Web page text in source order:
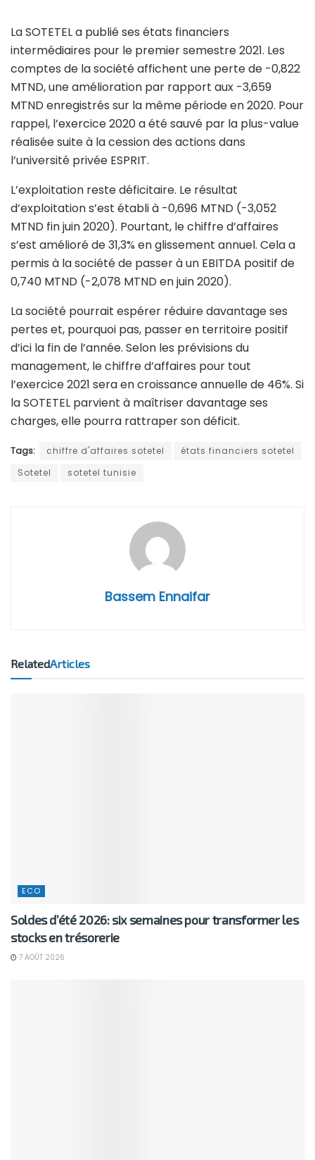
La SOTETEL a publié ses états financiers
intermédiaires pour le premier semestre 2021. Les
comptes de la société affichent une perte de -0,822
MTND, une amélioration par rapport aux -3,659
MTND enregistrés sur la même période en 2020. Pour
rappel, l’exercice 2020 a été sauvé par la plus-value
réalisée suite à la cession des actions dans
l’université privée ESPRIT.
L’exploitation reste déficitaire. Le résultat
d’exploitation s’est établi à -0,696 MTND (-3,052
MTND fin juin 2020). Pourtant, le chiffre d’affaires
s’est amélioré de 31,3% en glissement annuel. Cela a
permis à la société de passer à un EBITDA positif de
0,740 MTND (-2,078 MTND en juin 2020).
La société pourrait espérer réduire davantage ses
pertes et, pourquoi pas, passer en territoire positif
d’ici la fin de l’année. Selon les prévisions du
management, le chiffre d’affaires pour tout
l’exercice 2021 sera en croissance annuelle de 46%. Si
la SOTETEL parvient à maîtriser davantage ses
charges, elle pourra rattraper son déficit.
Tags: chiffre d'affaires sotetel
états financiers sotetel
Sotetel
sotetel tunisie
Bassem Ennaifar
RelatedArticles
ECO
Soldes d’été 2026: six semaines pour transformer les
stocks en trésorerie
7 AOÛT 2026